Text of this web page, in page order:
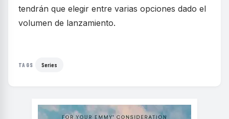
tendrán que elegir entre varias opciones dado el
volumen de lanzamiento.
TAGS Series